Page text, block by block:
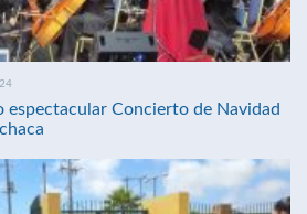
espectacular Concierto de Navidad